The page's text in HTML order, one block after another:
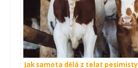
Jak samota dělá z telat pesimisty